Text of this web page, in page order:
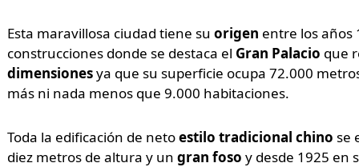
Esta maravillosa ciudad tiene su origen entre los años
construcciones donde se destaca el Gran Palacio que
dimensionesya que su superficie ocupa 72.000
más ni nada menos que 9.000 habitaciones.
Toda la edificación de netoestilo tradicional chino se
diez metros de altura y un gran foso y desde 1925 en